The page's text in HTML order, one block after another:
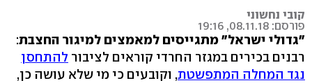
קובי נחשוני
פורסם: 08.11.18, 19:16
"גדולי ישראל" מתגייסים למאמצים למיגור החצבת:
רבנים בכירים במגזר החרדי קוראים לציבור להתחסן
נגד המחלה המתפשטת, וקובעים כי מי שלא עושה כן,